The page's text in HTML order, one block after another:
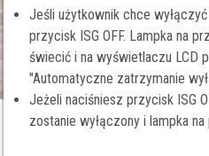
Jeśli użytkownik chce
przycisk ISG OFF. Lampka na
świecić i na wyświetlaczu LCD
"Automatyczne zatrzymanie
Jeżeli naciśniesz przycisk ISG
zostanie wyłączony i lampka